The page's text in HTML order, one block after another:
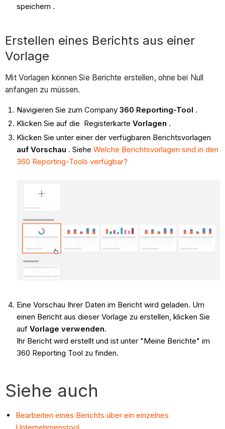
speichern .
Erstellen eines Berichts aus einer
Vorlage
Mit Vorlagen können Sie Berichte erstellen, ohne bei Null
anfangen zu müssen.
Navigieren Sie zum Company 360 Reporting-Tool .
Klicken Sie auf die Registerkarte Vorlagen .
Klicken Sie unter einer der verfügbaren Berichtsvorlagen
auf Vorschau . Siehe Welche Berichtsvorlagen sind in den
360 Reporting-Tools verfügbar?
Eine Vorschau Ihrer Daten im Bericht wird geladen. Um
einen Bericht aus dieser Vorlage zu erstellen, klicken Sie
auf Vorlage verwenden.
Ihr Bericht wird erstellt und ist unter "Meine Berichte" im
360 Reporting Tool zu finden.
Siehe auch
Bearbeiten eines Berichts über ein einzelnes